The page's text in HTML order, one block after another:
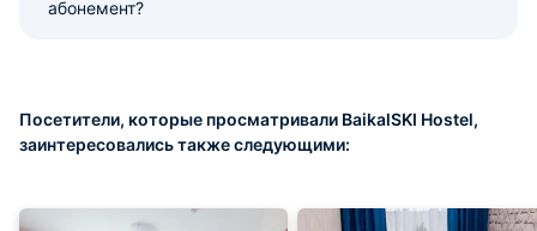
абонемент?
Посетители, которые просматривали BaikalSKI Hostel,
заинтересовались также следующими: